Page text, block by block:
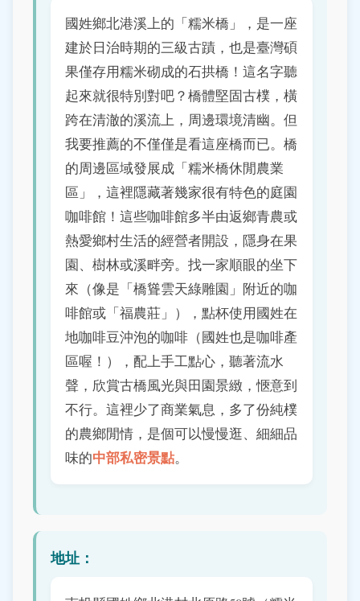
國姓鄉北港溪上的「糯米橋」，是一座
建於日治時期的三級古蹟，也是臺灣碩
果僅存用糯米砌成的石拱橋！這名字聽
起來就很特別對吧？橋體堅固古樸，橫
跨在清澈的溪流上，周邊環境清幽。但
我要推薦的不僅僅是看這座橋而已。橋
的周邊區域發展成「糯米橋休閒農業
區」，這裡隱藏著幾家很有特色的庭園
咖啡館！這些咖啡館多半由返鄉青農或
熱愛鄉村生活的經營者開設，隱身在果
園、樹林或溪畔旁。找一家順眼的坐下
來（像是「橋聳雲天綠雕園」附近的咖
啡館或「福農莊」），點杯使用國姓在
地咖啡豆沖泡的咖啡（國姓也是咖啡產
區喔！），配上手工點心，聽著流水
聲，欣賞古橋風光與田園景緻，愜意到
不行。這裡少了商業氣息，多了份純樸
的農鄉閒情，是個可以慢慢逛、細細品
味的中部私密景點。
地址：